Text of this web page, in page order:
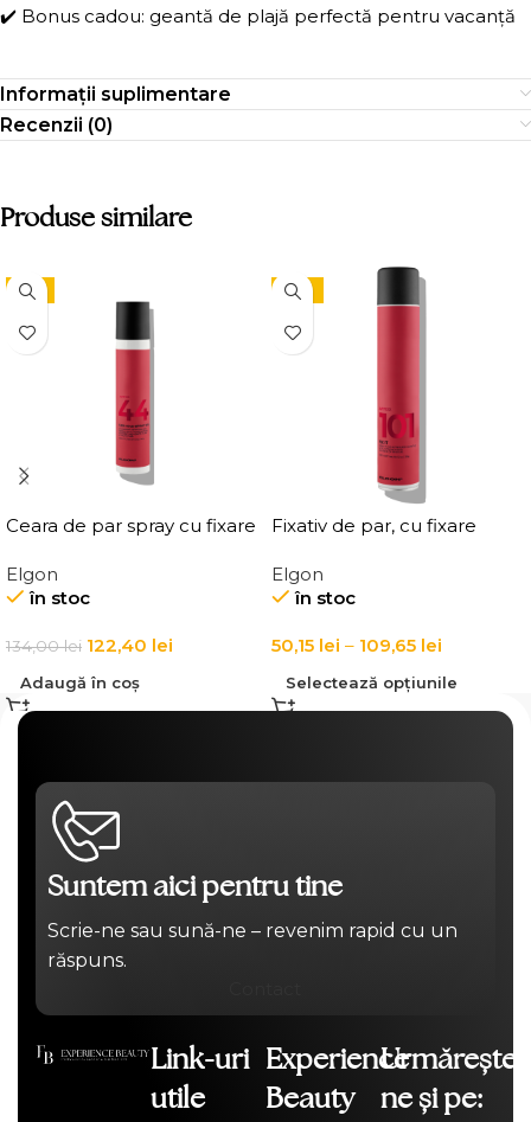
✔️ Bonus cadou: geantă de plajă perfectă pentru vacanță
Informații suplimentare
Recenzii (0)
Produse similare
-9%
Ceara de par spray cu fixare
Hold Spray Wax
Elgon
în stoc
134,00lei 122,40 lei
Adaugă în coș
-15%
Fixativ de par, cu fixare
Fix It Hairspray
Elgon
în stoc
50,15 lei – 109,65 lei
Selectează opțiunile
Suntem aici pentru tine
Scrie-ne sau sună-ne – revenim rapid cu un
răspuns.
Link-uri
utile
Experience
Beauty
Urmărește-
ne și pe: